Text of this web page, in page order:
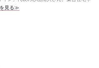
見る≫